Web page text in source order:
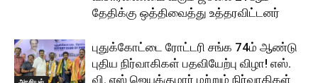
தேதிக்கு ஒத்திவைத்து உத்தரவிட்டனர்
புதுக்கோட்டை ரோட்டரி சங்க 74ம் ஆண்டு
புதிய நிர்வாகிகள் பதவியேற்பு விழா! எஸ்.
வி. எஸ் ஜெயக்குமார் மற்றும் நிர்வாகிகள்